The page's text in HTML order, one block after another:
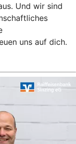
Und wir sind
uns auf dich.